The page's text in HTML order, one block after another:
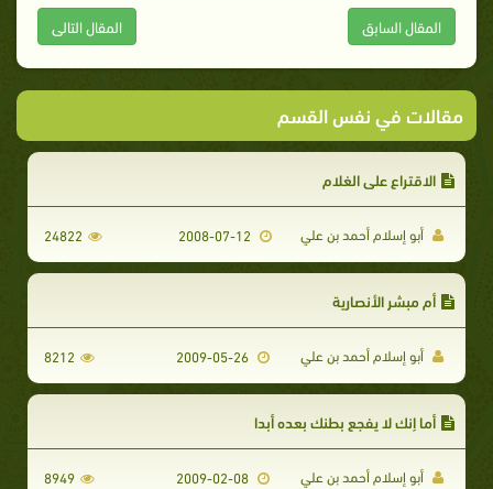
المقال السابق المقال التالى
مقالات في نفس القسم
الاقتراع على الغلام
أبو إسلام أحمد بن علي 24822
أم مبشر الأنصارية
أبو إسلام أحمد بن علي 8212
أما إنك لا يفجع بطنك بعده أبدا
أبو إسلام أحمد بن علي 8949